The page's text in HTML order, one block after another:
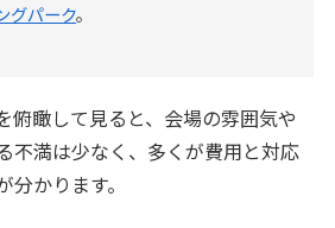
グパーク。
俯瞰して見ると、会場の雰囲気や
不満は少なく、多くが費用と対応
かります。